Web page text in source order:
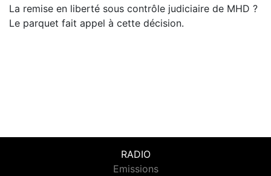
La remise en liberté sous contrôle judiciaire de MHD ?
Le parquet fait appel à cette décision.
RADIO
Emissions